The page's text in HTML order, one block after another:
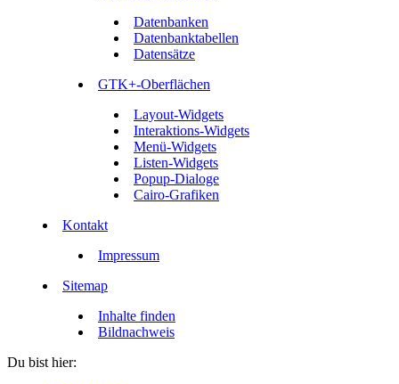
Datenbanken
Datenbanktabellen
Datensätze
GTK+-Oberflächen
Layout-Widgets
Interaktions-Widgets
Menü-Widgets
Listen-Widgets
Popup-Dialoge
Cairo-Grafiken
Kontakt
Impressum
Sitemap
Inhalte finden
Bildnachweis
Du bist hier: